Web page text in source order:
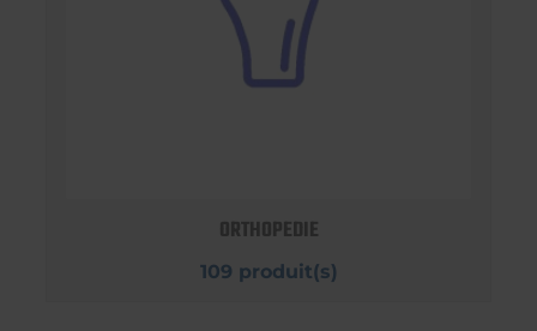
ORTHOPEDIE
109 produit(s)